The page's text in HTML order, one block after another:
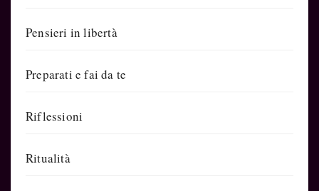
Pensieri in libertà
Preparati e fai da te
Riflessioni
Ritualità